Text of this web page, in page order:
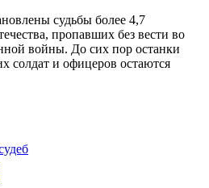
судьбы более 4,7
, пропавших без вести во
войны. До сих пор останки
солдат и офицеров остаются